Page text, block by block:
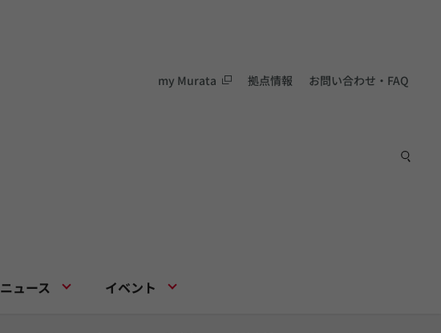
my Murata 拠点情報 お問い合わせ・FAQ
ニュース イベント